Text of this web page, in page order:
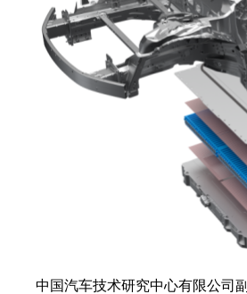
中国汽车技术研究中心有限公司